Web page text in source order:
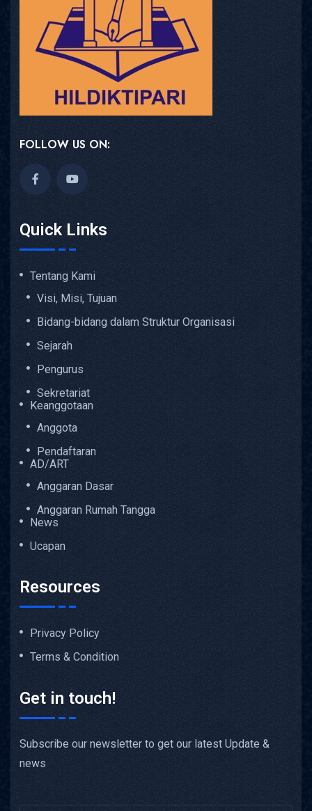
FOLLOW US ON:
Quick Links
Tentang Kami
Visi, Misi, Tujuan
Bidang-bidang dalam Struktur Organisasi
Sejarah
Pengurus
Sekretariat
Keanggotaan
Anggota
Pendaftaran
AD/ART
Anggaran Dasar
Anggaran Rumah Tangga
News
Ucapan
Resources
Privacy Policy
Terms & Condition
Get in touch!
Subscribe our newsletter to get our latest Update &
news